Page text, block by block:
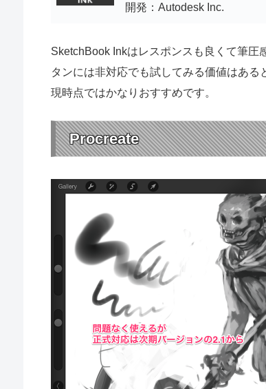
開発：Autodesk Inc.
SketchBook Inkはレスポンスも良くて筆
タンには非対応でも試してみる価値はある
現時点ではかなりおすすめです。
Procreate